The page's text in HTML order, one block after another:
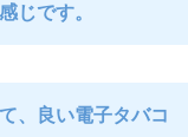
じです。
、良い電子タバコ